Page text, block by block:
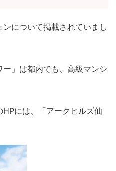
について掲載されていまし
ー」は都内でも、高級マンシ
HPには、「アークヒルズ仙